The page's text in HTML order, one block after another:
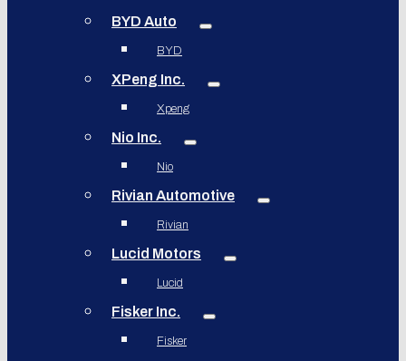
BYD Auto
BYD
XPeng Inc.
Xpeng
Nio Inc.
Nio
Rivian Automotive
Rivian
Lucid Motors
Lucid
Fisker Inc.
Fisker